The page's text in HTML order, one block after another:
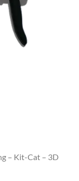
– Kit-Cat – 3D